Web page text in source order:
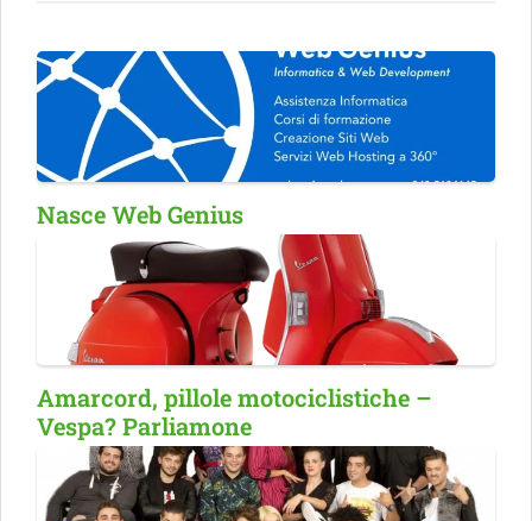
Nasce Web Genius
Amarcord, pillole motociclistiche –
Vespa? Parliamone